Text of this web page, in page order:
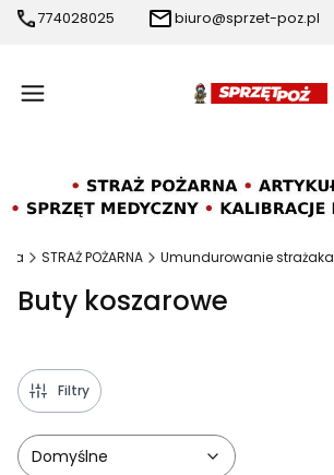
774028025 biuro@sprzet-poz.pl
STRAŻ POŻARNA Umundurowanie strażaka
Buty koszarowe
Filtry
Domyślne